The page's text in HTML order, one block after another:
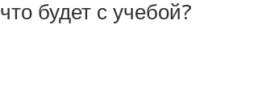
что будет с учебой?